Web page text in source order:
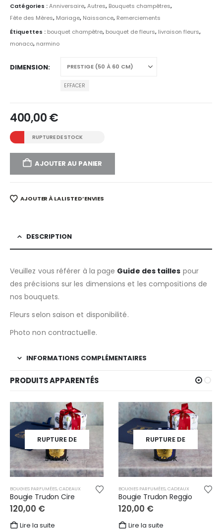
Catégories :Anniversaire,Autres, Bouquets champêtres,
Fête des Mères, Mariage, Naissance, Remerciements
Étiquettes : bouquet champêtre, bouquet de fleurs, livraison fleurs,
monaco, narmino
DIMENSION
EFFACER
400,00€
RUPTURE DE STOCK
AJOUTER AU PANIER
AJOUTER À LA LISTE D’ENVIES
DESCRIPTION
Veuillez vous référer à la page Guide des tailles pour
des précisions sur les dimensions et les compositions de
nos bouquets.
Fleurs selon saison et disponibilité.
Photo non contractuelle.
INFORMATIONS COMPLÉMENTAIRES
PRODUITS APPARENTÉS
RUPTURE DE
STOCK
BOUGIES PARFUMÉES, CADEAUX
Bougie Trudon Cire
120,00 €
Lire la suite
RUPTURE DE
STOCK
BOUGIES PARFUMÉES, CADEAUX
Bougie Trudon Reggio
120,00 €
Lire la suite